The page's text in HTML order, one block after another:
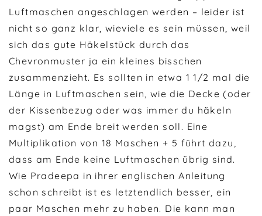
Luftmaschen angeschlagen werden – leider ist
nicht so ganz klar, wieviele es sein müssen, weil
sich das gute Häkelstück durch das
Chevronmuster ja ein kleines bisschen
zusammenzieht. Es sollten in etwa 1 1/2 mal die
Länge in Luftmaschen sein, wie die Decke (oder
der Kissenbezug oder was immer du häkeln
magst) am Ende breit werden soll. Eine
Multiplikation von 18 Maschen + 5 führt dazu,
dass am Ende keine Luftmaschen übrig sind.
Wie Pradeepa in ihrer englischen Anleitung
schon schreibt ist es letztendlich besser, ein
paar Maschen mehr zu haben. Die kann man